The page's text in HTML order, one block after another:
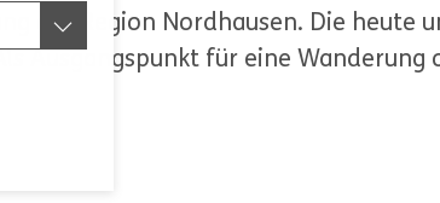
der Region Nordhausen. Die heute
Ausgangspunkt für eine